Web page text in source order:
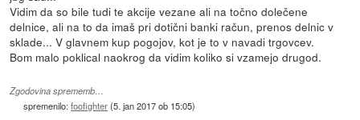
Vidim da so bile tudi te akcije vezane ali na točno dolečene
delnice, ali na to da imaš pri dotični banki račun, prenos delnic v
sklade... V glavnem kup pogojov, kot je to v navadi trgovcev.
Bom malo poklical naokrog da vidim koliko si vzamejo drugod.
Zgodovina sprememb…
spremenilo:foofighter(5. jan 2017 ob 15:05)